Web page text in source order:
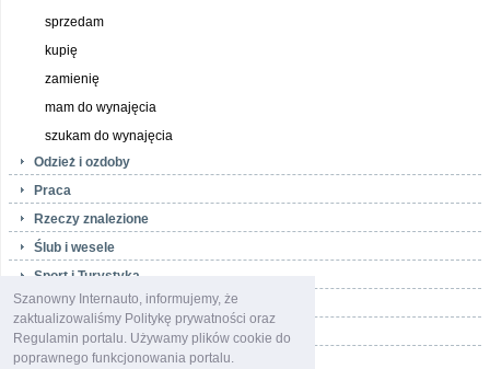
Szanowny Internauto, informujemy, że
zaktualizowaliśmy Politykę prywatności oraz
Regulamin portalu. Używamy plików cookie do
poprawnego funkcjonowania portalu.
sprzedam
kupię
zamienię
mam do wynajęcia
szukam do wynajęcia
Odzież i ozdoby
Praca
Rzeczy znalezione
Ślub i wesele
Sport i Turystyka
Telefony i akcesoria
Towarzyskie
Usługi